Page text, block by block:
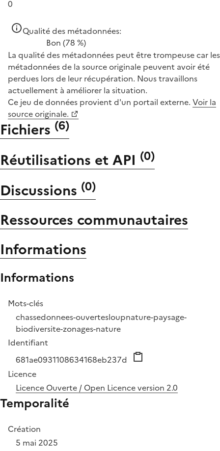
0
Qualité des métadonnées:
Bon (78 %)
La qualité des métadonnées peut être trompeuse car les
métadonnées de la source originale peuvent avoir été
perdues lors de leur récupération. Nous travaillons
actuellement à améliorer la situation.
Ce jeu de données provient d'un portail externe. Voir la
source originale.
Fichiers (6)
Réutilisations et API (0)
Discussions (0)
Ressources communautaires
Informations
Informations
Mots-clés
chassedonnees-ouvertesloupnature-paysage-
biodiversite-zonages-nature
Identifiant
681ae0931108634168eb237d
Licence
Licence Ouverte / Open Licence version 2.0
Temporalité
Création
5 mai 2025